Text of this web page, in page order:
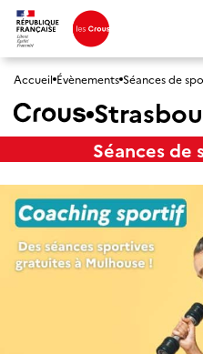
Accueil Évènements Séances de
Séances